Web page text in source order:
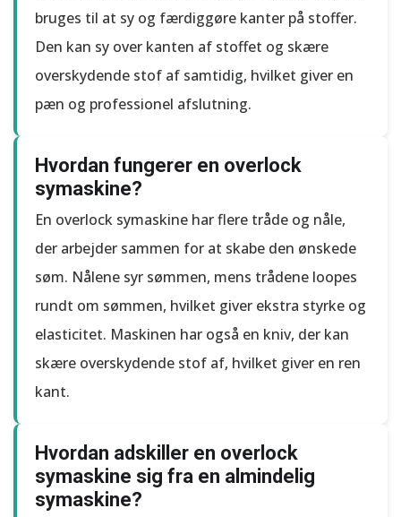
bruges til at sy og færdiggøre kanter på stoffer.
Den kan sy over kanten af stoffet og skære
overskydende stof af samtidig, hvilket giver en
pæn og professionel afslutning.
Hvordan fungerer en overlock
symaskine?
En overlock symaskine har flere tråde og nåle,
der arbejder sammen for at skabe den ønskede
søm. Nålene syr sømmen, mens trådene loopes
rundt om sømmen, hvilket giver ekstra styrke og
elasticitet. Maskinen har også en kniv, der kan
skære overskydende stof af, hvilket giver en ren
kant.
Hvordan adskiller en overlock
symaskine sig fra en almindelig
symaskine?